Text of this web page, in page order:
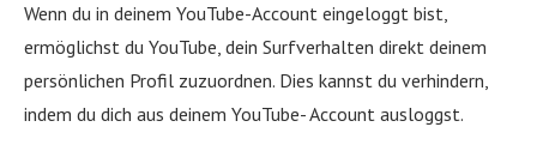
Wenn du in deinem YouTube-Account eingeloggt bist,
ermöglichst du YouTube, dein Surfverhalten direkt deinem
persönlichen Profil zuzuordnen. Dies kannst du verhindern,
indem du dich aus deinem YouTube- Account ausloggst.